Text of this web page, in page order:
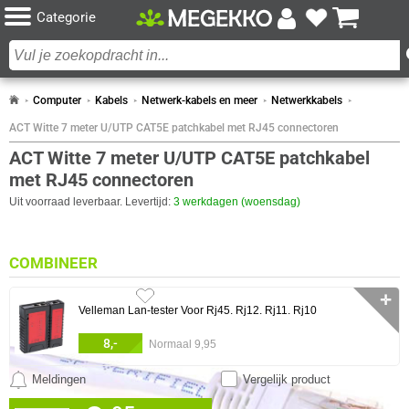
Categorie
Computer Kabels Netwerk-kabels en meer Netwerkkabels
ACT Witte 7 meter U/UTP CAT5E patchkabel met RJ45 connectoren
ACT Witte 7 meter U/UTP CAT5E patchkabel
met RJ45 connectoren
Uit voorraad leverbaar. Levertijd: 3 werkdagen (woensdag)
Vergelijk product
Meldingen
COMBINEER
Velleman Lan-tester Voor Rj45. Rj12. Rj11. Rj10
8,- Normaal 9,95
✛
0 artikelen geselecteerd